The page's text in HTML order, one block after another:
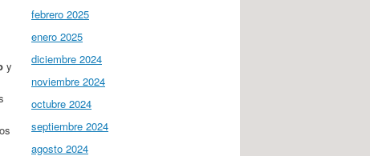
y
febrero 2025
enero 2025
diciembre 2024
noviembre 2024
octubre 2024
septiembre 2024
agosto 2024